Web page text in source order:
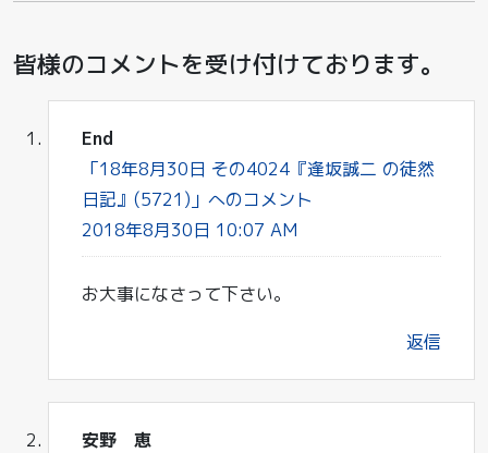
皆様のコメントを受け付けております。
End
「18年8月30日 その4024『逢坂誠二 の徒然
日記』(5721)」へのコメント
2018年8月30日 10:07 AM
お大事になさって下さい。
返信
安野 恵